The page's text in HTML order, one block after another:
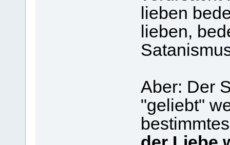
lieben
lieben,
Aber: Der
"geliebt"